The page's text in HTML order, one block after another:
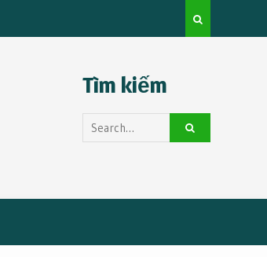
Kinh nghiệm du lịch tự túc cho người mới
Tìm kiếm
Search
for: